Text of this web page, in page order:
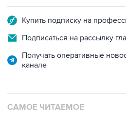
Купить подписку на
Подписаться на рассылку
Получать оперативные
канале
САМОЕ ЧИТАЕМОЕ